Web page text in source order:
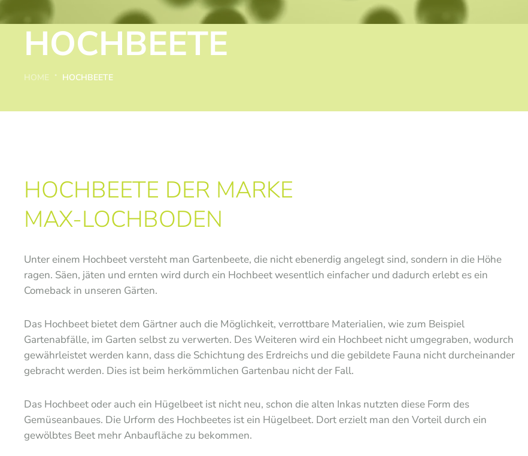
HOCHBEETE
HOME HOCHBEETE
HOCHBEETE DER MARKE
MAX-LOCHBODEN
Unter einem Hochbeet versteht man Gartenbeete, die nicht ebenerdig angelegt sind, sondern in die Höhe
ragen. Säen, jäten und ernten wird durch ein Hochbeet wesentlich einfacher und dadurch erlebt es ein
Comeback in unseren Gärten.
Das Hochbeet bietet dem Gärtner auch die Möglichkeit, verrottbare Materialien, wie zum Beispiel
Gartenabfälle, im Garten selbst zu verwerten. Des Weiteren wird ein Hochbeet nicht umgegraben, wodurch
gewährleistet werden kann, dass die Schichtung des Erdreichs und die gebildete Fauna nicht durcheinander
gebracht werden. Dies ist beim herkömmlichen Gartenbau nicht der Fall.
Das Hochbeet oder auch ein Hügelbeet ist nicht neu, schon die alten Inkas nutzten diese Form des
Gemüseanbaues. Die Urform des Hochbeetes ist ein Hügelbeet. Dort erzielt man den Vorteil durch ein
gewölbtes Beet mehr Anbaufläche zu bekommen.